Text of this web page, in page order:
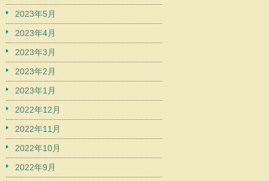
2023年5月
2023年4月
2023年3月
2023年2月
2023年1月
2022年12月
2022年11月
2022年10月
2022年9月